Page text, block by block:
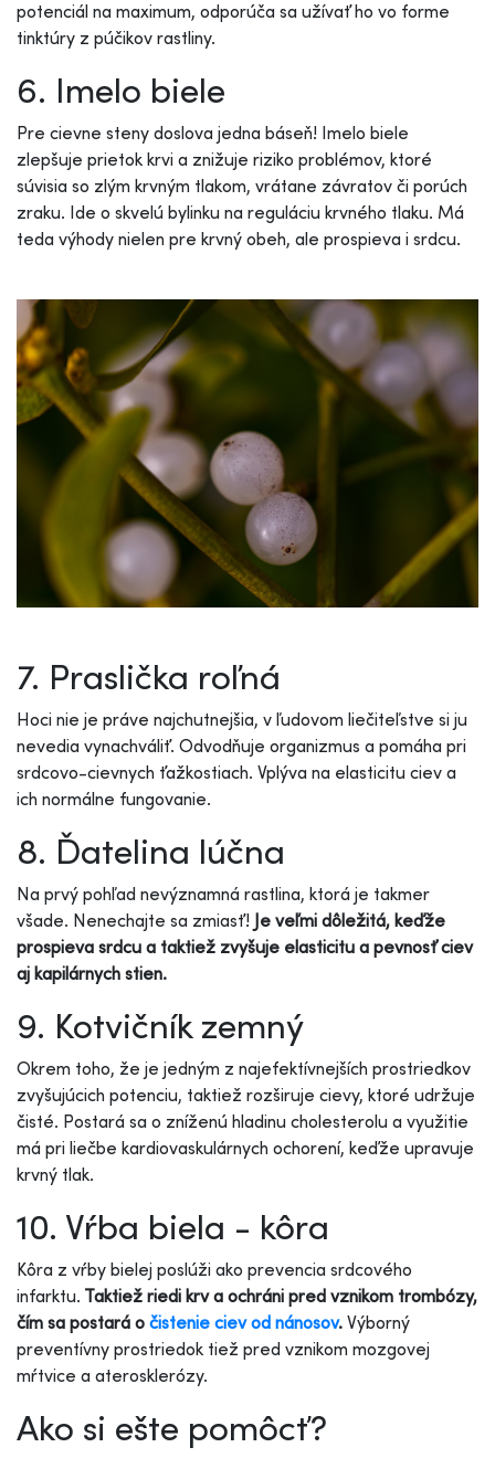
potenciál na maximum, odporúča sa užívať ho vo forme
tinktúry z púčikov rastliny.
6. Imelo biele
Pre cievne steny doslova jedna báseň! Imelo biele
zlepšuje prietok krvi a znižuje riziko problémov, ktoré
súvisia so zlým krvným tlakom, vrátane závratov či porúch
zraku. Ide o skvelú bylinku na reguláciu krvného tlaku. Má
teda výhody nielen pre krvný obeh, ale prospieva i srdcu.
7. Praslička roľná
Hoci nie je práve najchutnejšia, v ľudovom liečiteľstve si ju
nevedia vynachváliť. Odvodňuje organizmus a pomáha pri
srdcovo-cievnych ťažkostiach. Vplýva na elasticitu ciev a
ich normálne fungovanie.
8. Ďatelina lúčna
Na prvý pohľad nevýznamná rastlina, ktorá je takmer
všade. Nenechajte sa zmiasť! Je veľmi dôležitá, keďže
prospieva srdcu a taktiež zvyšuje elasticitu a pevnosť ciev
aj kapilárnych stien.
9. Kotvičník zemný
Okrem toho, že je jedným z najefektívnejších prostriedkov
zvyšujúcich potenciu, taktiež rozširuje cievy, ktoré udržuje
čisté. Postará sa o zníženú hladinu cholesterolu a využitie
má pri liečbe kardiovaskulárnych ochorení, keďže upravuje
krvný tlak.
10. Vŕba biela - kôra
Kôra z vŕby bielej poslúži ako prevencia srdcového
infarktu. Taktiež riedi krv a ochráni pred vznikom trombózy,
čím sa postará o čistenie ciev od nánosov. Výborný
preventívny prostriedok tiež pred vznikom mozgovej
mŕtvice a aterosklerózy.
Ako si ešte pomôcť?